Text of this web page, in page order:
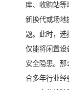
库、收购站等
新换代或场地
题。此时，选
仅能将闲置设
安全隐患。
合多年行业经